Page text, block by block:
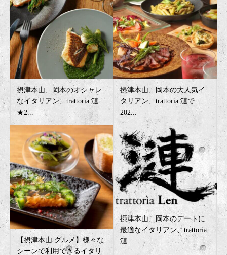
摂津本山、岡本のオシャレ
なイタリアン、trattoria 漣
★2...
摂津本山、岡本の大人気イ
タリアン、trattoria 漣で
202...
【摂津本山 グルメ】様々な
シーンで利用できるイタリ
摂津本山、岡本のデートに
最適なイタリアン、trattoria
漣...